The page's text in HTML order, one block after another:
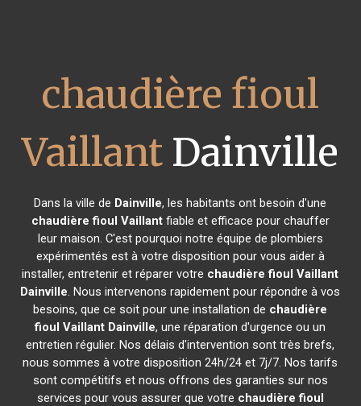
chaudière fioul
Vaillant Dainville
Dans la ville de Dainville, les habitants ont besoin d'une
chaudière fioul Vaillantfiable et efficace pour chauffer
leur maison. C'est pourquoi notre équipe de plombiers
expérimentés est à votre disposition pour vous aider à
installer, entretenir et réparer votre chaudière fioul Vaillant
Dainville. Nous intervenons rapidement pour répondre à vos
besoins, que ce soit pour une installation de chaudière
fioul Vaillant Dainville, une réparation d'urgence ou un
entretien régulier. Nos délais d'intervention sont très brefs,
nous sommes à votre disposition 24h/24 et 7j/7. Nos tarifs
sont compétitifs et nous offrons des garanties sur nos
services pour vous assurer que votre chaudière fioul